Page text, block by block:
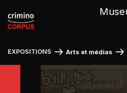
EXPOSITIONS Arts et médias
Cookies management panel